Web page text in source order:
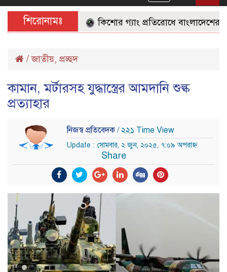
navigation
শিরোনামঃ কিশোর গ্যাং প্রতিরোধে বাংলাদেশের
/জাতীয়, প্রচ্ছদ
কামান, মর্টারসহ যুদ্ধাস্ত্রের আমদানি শুল্ক
প্রত্যাহার
নিজস্ব প্রতিবেদক/ ২২১ Time View
Update : সোমবার, ২ জুন, ২০২৫, ৭:০৯ অপরাহ্ন
Share